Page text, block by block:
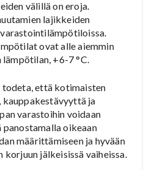
välillä on eroja.
lajikkeiden
ovat alle aiemmin
+6-7 °C.
että kotimaisten
kauppakestävyyttä ja
varastoihin voidaan
oikeaan
määrittämiseen ja hyvään
korjuun jälkeisissä vaiheissa.